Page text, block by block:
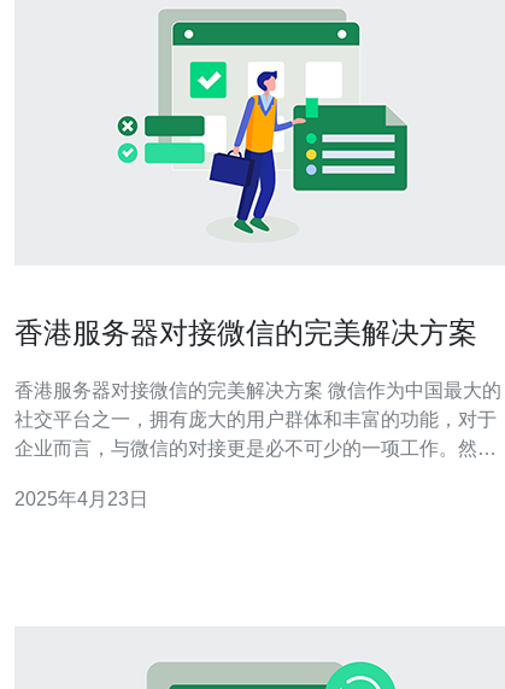
香港服务器对接微信的完美解决方案
香港服务器对接微信的完美解决方案 微信作为中国最大的
社交平台之一，拥有庞大的用户群体和丰富的功能，对于
企业而言，与微信的对接更是必不可少的一项工作。然
信时遇到了困难。本文将介绍香港服务器对接微信的完美
2025年4月23日